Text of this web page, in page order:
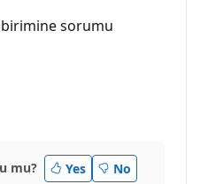
sorumu
mu? Yes No